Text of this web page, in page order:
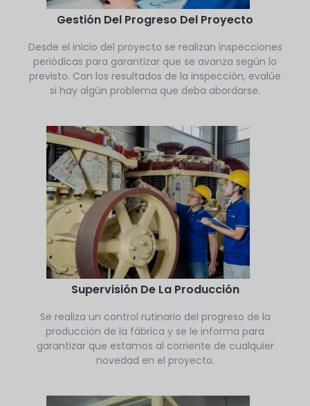
Gestión Del Progreso Del Proyecto
Desde el inicio del proyecto se realizan inspecciones
periódicas para garantizar que se avanza según lo
previsto. Con los resultados de la inspección, evalúe
si hay algún problema que deba abordarse.
Supervisión De La Producción
Se realiza un control rutinario del progreso de la
producción de la fábrica y se le informa para
garantizar que estamos al corriente de cualquier
novedad en el proyecto.